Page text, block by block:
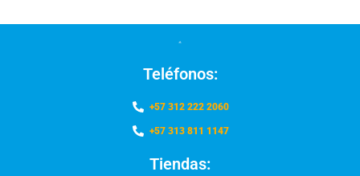
Teléfonos:
+57 312 222 2060
+57 313 811 1147
Tiendas: